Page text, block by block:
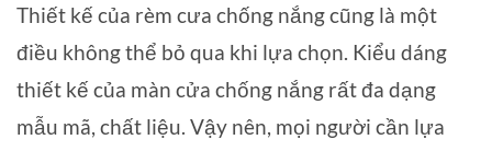
Thiết kế của rèm cưa chống nắng cũng là một
điều không thể bỏ qua khi lựa chọn. Kiểu dáng
thiết kế của màn cửa chống nắng rất đa dạng
mẫu mã, chất liệu. Vậy nên, mọi người cần lựa